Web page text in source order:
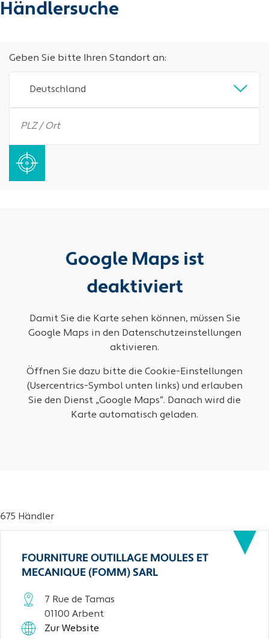
Händlersuche
Geben Sie bitte Ihren Standort an:
Deutschland
Google Maps ist
deaktiviert
Damit Sie die Karte sehen können, müssen Sie
Google Maps in den Datenschutzeinstellungen
aktivieren.
Öffnen Sie dazu bitte die Cookie-Einstellungen
(Usercentrics-Symbol unten links) und erlauben
Sie den Dienst „Google Maps“. Danach wird die
Karte automatisch geladen.
675 Händler
FOURNITURE OUTILLAGE MOULES ET
MECANIQUE (FOMM) SARL
7 Rue de Tamas
01100 Arbent
Zur Website